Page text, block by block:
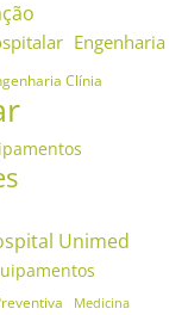
Engenharia
Clínia
Unimed
Medicina